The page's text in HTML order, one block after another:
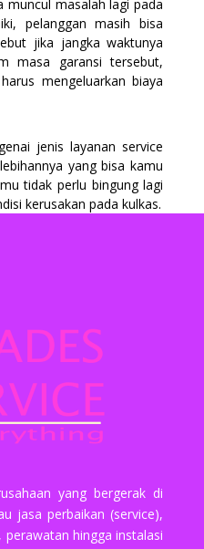
muncul masalah lagi pada
pelanggan masih bisa
jika jangka waktunya
masa garansi tersebut,
mengeluarkan biaya
jenis layanan service
yang bisa kamu
tidak perlu bingung lagi
kerusakan pada kulkas.
yang bergerak di
jasa perbaikan (service),
hingga instalasi